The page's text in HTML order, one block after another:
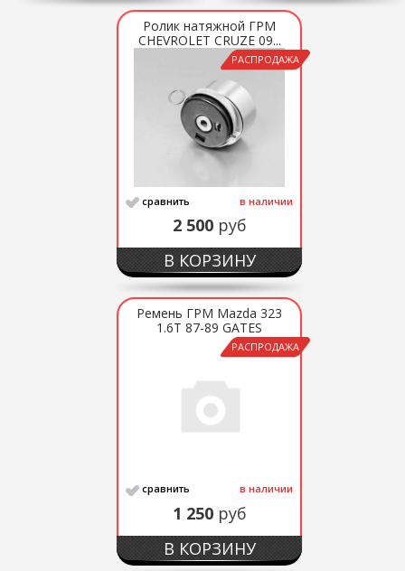
РАСПРОДАЖА
Ролик натяжной ГРМ
CHEVROLET CRUZE 09...
сравнить в наличии
2 500 руб
В КОРЗИНУ
РАСПРОДАЖА
Ремень ГРМ Mazda 323
1.6T 87-89 GATES
сравнить в наличии
1 250 руб
В КОРЗИНУ